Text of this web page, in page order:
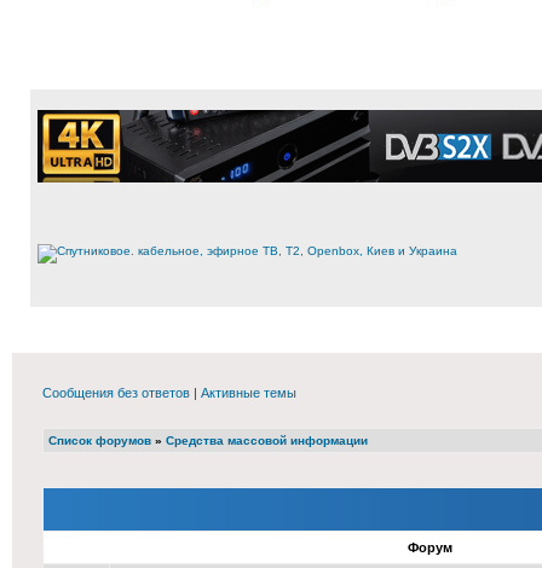
Сообщения без ответов | Активные темы
Список форумов » Средства массовой информации
Форум